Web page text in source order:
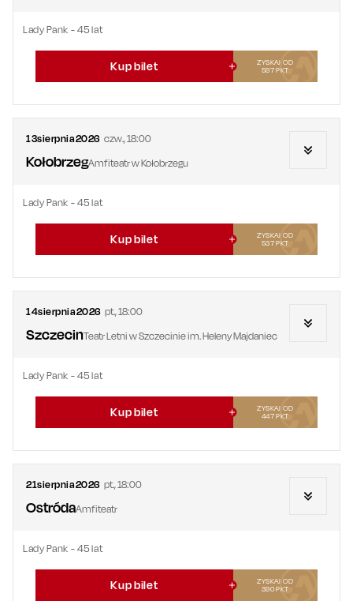
Lady Pank - 45 lat
Kup bilet
ZYSKAJ OD
597PKT
13sierpnia2026 czw.,18:00
KołobrzegAmfiteatr w Kołobrzegu
Lady Pank - 45 lat
Kup bilet
ZYSKAJ OD
537PKT
14sierpnia2026 pt.,18:00
SzczecinTeatr Letni w Szczecinie im. Heleny Majdaniec
Lady Pank - 45 lat
Kup bilet
ZYSKAJ OD
447PKT
21sierpnia2026 pt.,18:00
OstródaAmfiteatr
Lady Pank - 45 lat
Kup bilet
ZYSKAJ OD
390PKT